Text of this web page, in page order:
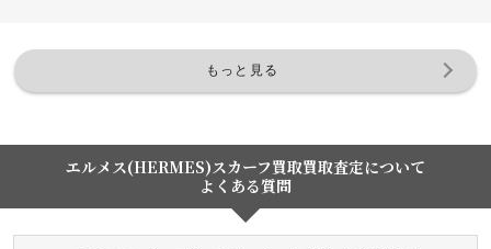
もっと見る
エルメス(HERMES)スカーフ買取買取査定について
よくある質問